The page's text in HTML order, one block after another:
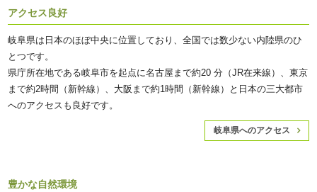
アクセス良好
岐阜県は日本のほぼ中央に位置しており、全国では数少ない内陸県のひ
とつです。
県庁所在地である岐阜市を起点に名古屋まで約20 分（JR在来線）、東京
まで約2時間（新幹線）、大阪まで約1時間（新幹線）と日本の三大都市
へのアクセスも良好です。
岐阜県へのアクセス
豊かな自然環境